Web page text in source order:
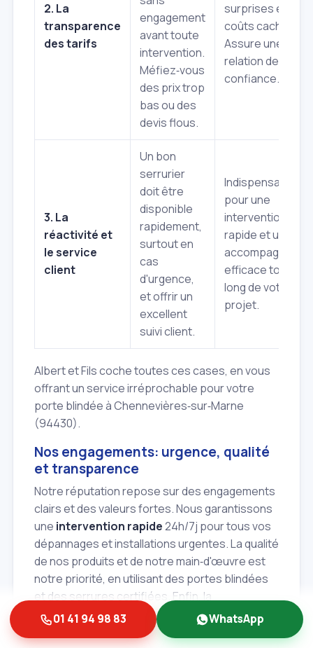
2. La
transparence
des tarifs
engagement
avant toute
intervention.
Méfiez‑vous
des prix trop
bas ou des
devis flous.
surprises et les
coûts cachés.
Assure une
relation de
confiance.
3. La
réactivité et
le service
client
Un bon
serrurier
doit être
disponible
rapidement,
surtout en
cas
d'urgence,
et offrir un
excellent
suivi client.
Indispensable
pour une
intervention
rapide et un
efficace tout au
long de votre
projet.
Albert et Fils coche toutes ces cases, en vous
offrant un service irréprochable pour votre
porte blindée à Chennevières‑sur‑Marne
(94430).
Nos engagements: urgence, qualité
et transparence
Notre réputation repose sur des engagements
clairs et des valeurs fortes. Nous garantissons
une intervention rapide24h/7j pour tous vos
dépannages et installations urgentes. La qualité
de nos produits et de notre main‑d'œuvre est
notre priorité, en utilisant des portes blindées
et des serrures certifiées. Enfin, la
transparence est au cœur de notre approche:
nos devis sont clairs, nos tarifs justes et nous
01 41 94 98 83 WhatsApp